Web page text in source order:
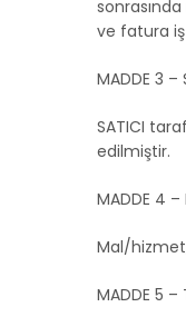
ve fatura iş
MADDE 3 –
SATICI
edilmiştir.
MADDE 4 –
Mal/
MADDE 5 –